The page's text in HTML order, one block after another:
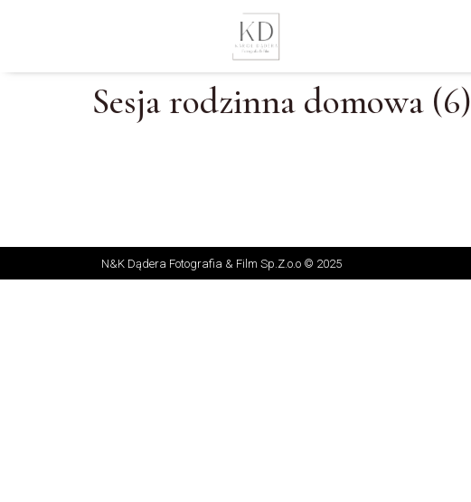
Sesja rodzinna domowa (6)
N&K Dądera Fotografia & Film Sp.Z.o.o © 2025